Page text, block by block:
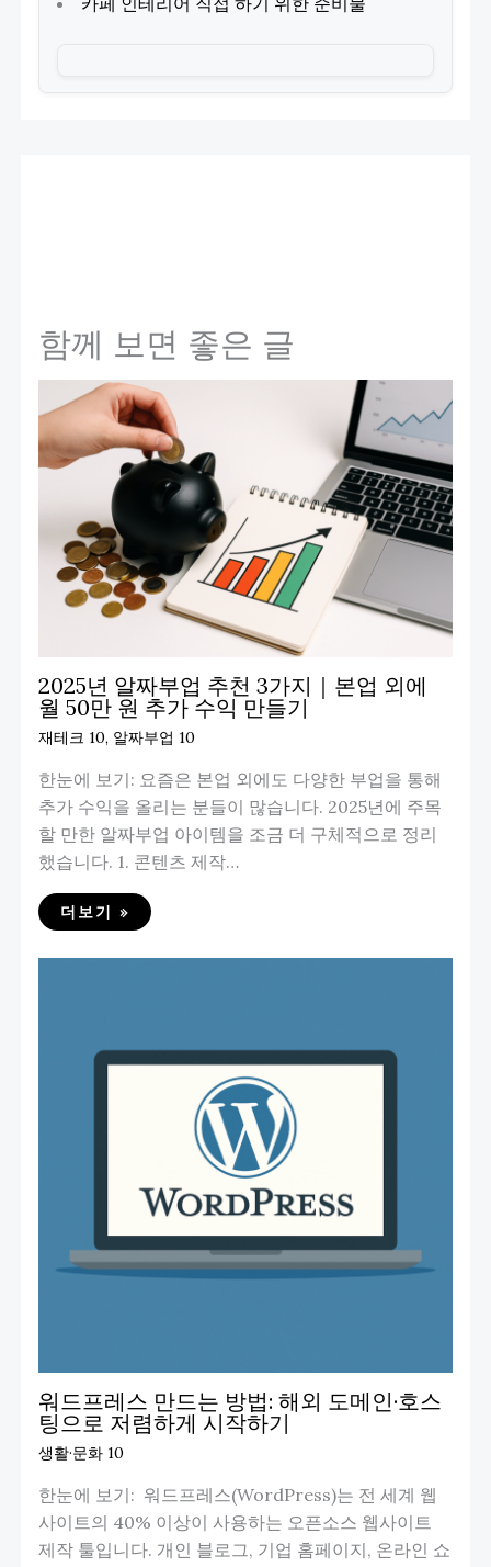
함께 보면 좋은 글
2025년 알짜부업 추천 3가지｜본업 외에
월 50만 원 추가 수익 만들기
재테크 10, 알짜부업 10
한눈에 보기: 요즘은 본업 외에도 다양한 부업을 통해
추가 수익을 올리는 분들이 많습니다. 2025년에 주목
할 만한 알짜부업 아이템을 조금 더 구체적으로 정리
했습니다. 1. 콘텐츠 제작…
더보기 »
워드프레스 만드는 방법: 해외 도메인·호스
팅으로 저렴하게 시작하기
생활·문화 10
한눈에 보기: 워드프레스(WordPress)는 전 세계 웹
사이트의 40% 이상이 사용하는 오픈소스 웹사이트
제작 툴입니다. 개인 블로그, 기업 홈페이지, 온라인 쇼